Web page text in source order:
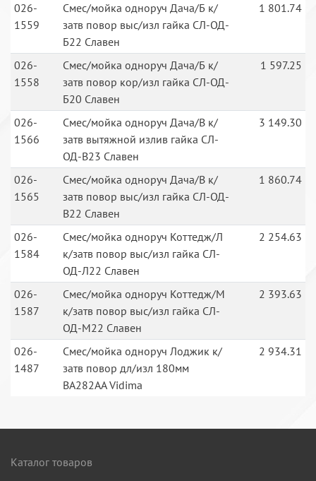
026-
1559
Смес/мойка одноруч Дача/Б к/
затв повор выс/изл гайка СЛ-ОД-
Б22 Славен
1 801.74
026-
1558
Смес/мойка одноруч Дача/Б к/
затв повор кор/изл гайка СЛ-ОД-
Б20 Славен
1 597.25
026-
1566
Смес/мойка одноруч Дача/В к/
затв вытяжной излив гайка СЛ-
ОД-В23 Славен
3 149.30
026-
1565
Смес/мойка одноруч Дача/В к/
затв повор выс/изл гайка СЛ-ОД-
В22 Славен
1 860.74
026-
1584
Смес/мойка одноруч Коттедж/Л
к/затв повор выс/изл гайка СЛ-
ОД-Л22 Славен
2 254.63
026-
1587
Смес/мойка одноруч Коттедж/М
к/затв повор выс/изл гайка СЛ-
ОД-М22 Славен
2 393.63
026-
1487
Смес/мойка одноруч Лоджик к/
затв повор дл/изл 180мм
BA282AA Vidima
2 934.31
Каталог товаров